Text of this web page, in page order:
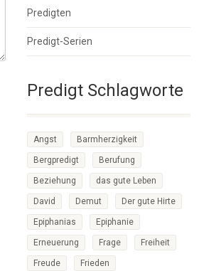
Predigten
Predigt-Serien
Predigt Schlagworte
Angst Barmherzigkeit
Bergpredigt Berufung
Beziehung das gute Leben
David Demut Der gute Hirte
Epiphanias Epiphanie
Erneuerung Frage Freiheit
Freude Frieden